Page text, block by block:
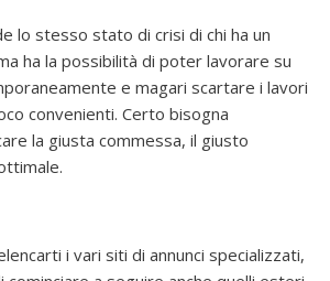
lo stesso stato di crisi di chi ha un
ha la possibilità di poter lavorare su
e magari scartare i lavori
convenienti. Certo bisogna
la giusta commessa, il giusto
i vari siti di annunci specializzati,